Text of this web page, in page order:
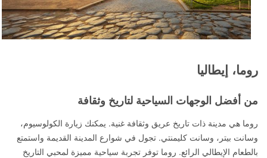
روما، إيطاليا
من أفضل الوجهات السياحية لتاريخ وثقافة
روما هي مدينة ذات تاريخ عريق وثقافة غنية. يمكنك زيارة الكولوسيوم،
وسانت بيتر، وسانت كليمنتي. تجول في شوارع المدينة القديمة واستمتع
بالطعام الإيطالي الرائع. روما توفر تجربة سياحية مميزة لمحبي التاريخ